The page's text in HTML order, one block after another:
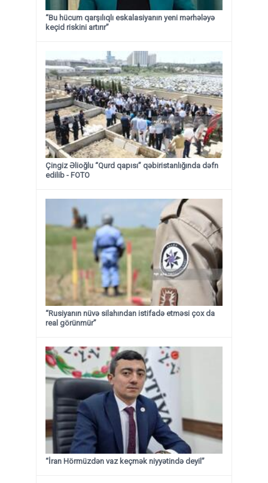
“Bu hücum qarşılıqlı eskalasiyanın yeni mərhələyə
keçid riskini artırır”
Çingiz Əlioğlu “Qurd qapısı” qəbiristanlığında dəfn
edilib - FOTO
“Rusiyanın nüvə silahından istifadə etməsi çox da
real görünmür”
“İran Hörmüzdən vaz keçmək niyyətində deyil”